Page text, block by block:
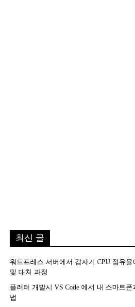
최신 글
워드프레스 서버에서 갑자기 CPU 점유
및 대처 과정
플러터 개발시 VS Code 에서 내 스마트
법